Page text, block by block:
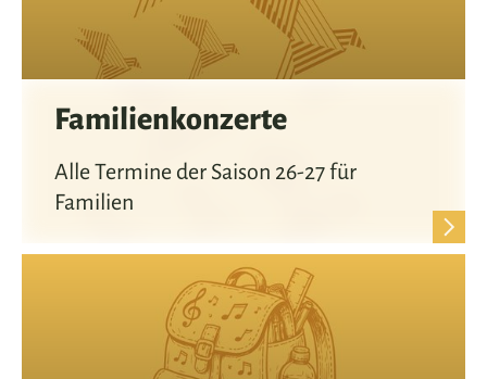
Familienkonzerte
Alle Termine der Saison 26-27 für
Familien